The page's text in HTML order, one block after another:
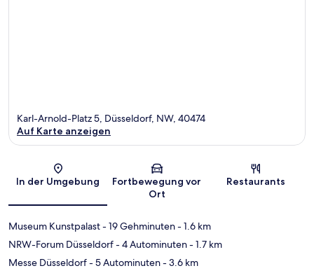
Karte
Karl-Arnold-Platz 5, Düsseldorf, NW, 40474
Auf Karte anzeigen
In der Umgebung
Fortbewegung vor
Ort
Restaurants
Museum Kunstpalast- 19 Gehminuten- 1.6 km
NRW-Forum Düsseldorf- 4 Autominuten- 1.7 km
Messe Düsseldorf- 5 Autominuten- 3.6 km